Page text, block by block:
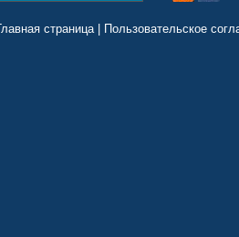
Главная страница| Пользовательское